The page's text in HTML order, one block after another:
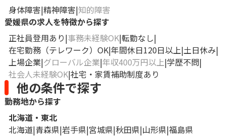
身体障害 精神障害 知的障害
愛媛県の求人を特徴から探す
正社員登用あり 事務未経験OK 転勤なし
在宅勤務（テレワーク）OK 年間休日120日以上 土日休み
上場企業 グローバル企業 年収400万円以上 学歴不問
社会人未経験OK 社宅・家賃補助制度あり
他の条件で探す
勤務地から探す
北海道・東北
北海道 青森県 岩手県 宮城県 秋田県 山形県 福島県